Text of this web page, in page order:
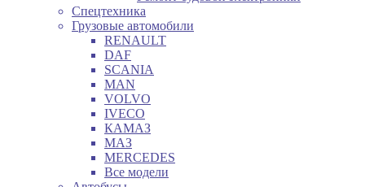
Спецтехника
Грузовые автомобили
RENAULT
DAF
SCANIA
MAN
VOLVO
IVECO
КАМАЗ
МАЗ
MERCEDES
Все модели